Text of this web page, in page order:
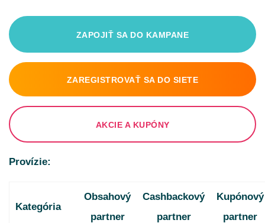
ZAPOJIŤ SA DO KAMPANE
ZAREGISTROVAŤ SA DO SIETE
AKCIE A KUPÓNY
Provízie:
Kategória
Obsahový
partner
Cashbackový
partner
Kupónový
partner